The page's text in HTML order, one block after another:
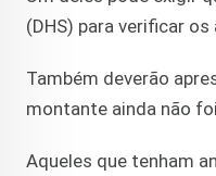
(DHS) para verificar
Também deverão
montante ainda não
Aqueles que tenham